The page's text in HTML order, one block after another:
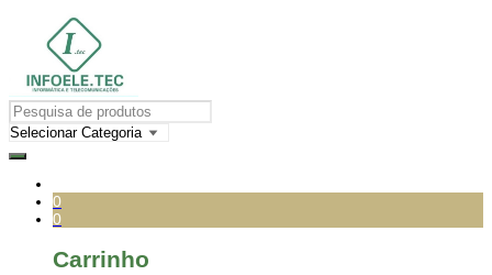
0
0
Carrinho